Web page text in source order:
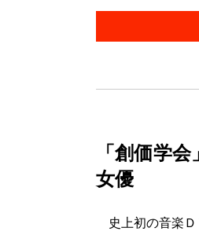
「創価学
女優
史上初の音楽Ｄ